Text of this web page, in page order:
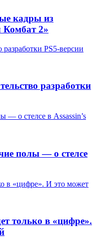
кадры из
2»
PS5-версии
разработки
— о стелсе в Assassin’s
полы — о стелсе
в «цифре». И это может
только в «цифре».